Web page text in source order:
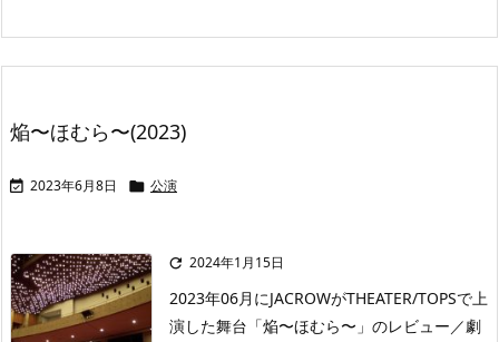
焔〜ほむら〜(2023)
 2023年6月8日  公演
 2024年1月15日
2023年06月にJACROWがTHEATER/TOPSで上
演した舞台「焔〜ほむら〜」のレビュー／劇